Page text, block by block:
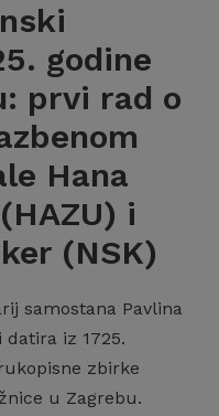
godine
prvi rad o
Hana
i
(NSK)
samostana Pavlina
iz 1725.
zbirke
u Zagrebu.